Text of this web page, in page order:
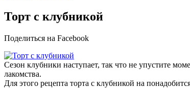
Торт с клубникой
Поделиться на Facebook
Сезон клубники наступает, так что не упустите
лакомства.
Для этого рецепта торта с клубникой на